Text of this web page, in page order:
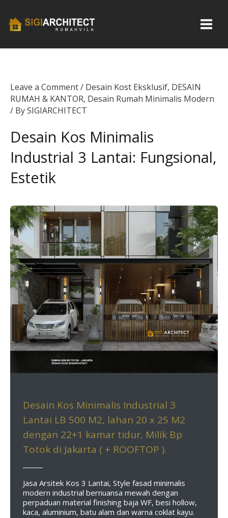
Leave a Comment/ Desain Kost Eksklusif, DESAIN
RUMAH & KANTOR, Desain Rumah Minimalis Modern
/ BySIGIARCHITECT
Desain Kos Minimalis
Industrial 3 Lantai: Fungsional,
Estetik
Desain Kos Minimalis Industrial 3
Lantai LB 500 M2, lahan 20 x 25 M2
dengan 22+1 kamar tidur, Milik Bp
Totok di Jakarta ( + ROOFTOP ).
Jasa Arsitek Kos 3 Lantai, Style fasad minimalis
modern industrial bernuansa mewah dengan
perpaduan material finishing baja WF, besi hollow,
kaca, aluminium, batu alam dan warna coklat kayu.